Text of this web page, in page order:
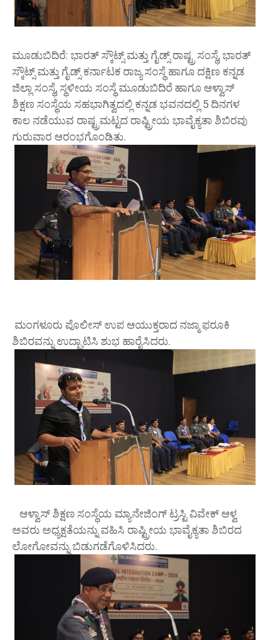
ಮೂಡುಬಿದಿರೆ: ಭಾರತ್ ಸ್ಕೌಟ್ಸ್ ಮತ್ತು ಗೈಡ್ಸ್ ರಾಷ್ಟ್ರ ಸಂಸ್ಥೆ, ಭಾರತ್
ಸ್ಕೌಟ್ಸ್ ಮತ್ತು ಗೈಡ್ಸ್ ಕರ್ನಾಟಕ ರಾಜ್ಯ ಸಂಸ್ಥೆ ಹಾಗೂ ದಕ್ಷಿಣ ಕನ್ನಡ
ಜಿಲ್ಲಾ ಸಂಸ್ಥೆ, ಸ್ಥಳೀಯ ಸಂಸ್ಥೆ ಮೂಡುಬಿದಿರೆ ಹಾಗೂ ಆಳ್ವಾಸ್
ಶಿಕ್ಷಣ ಸಂಸ್ಥೆಯ ಸಹಭಾಗಿತ್ವದಲ್ಲಿ ಕನ್ನಡ ಭವನದಲ್ಲಿ 5 ದಿನಗಳ
ಕಾಲ ನಡೆಯುವ ರಾಷ್ಟ್ರಮಟ್ಟದ ರಾಷ್ಟ್ರೀಯ ಭಾವೈಕ್ಯತಾ ಶಿಬಿರವು
ಗುರುವಾರ ಆರಂಭಗೊಂಡಿತು.
ಮಂಗಳೂರು ಪೊಲೀಸ್ ಉಪ ಆಯುಕ್ತರಾದ ನಜ್ಮಾ ಫರೂಕಿ
ಶಿಬಿರವನ್ನು ಉದ್ಘಾಟಿಸಿ ಶುಭ ಹಾರೈಸಿದರು.
ಆಳ್ವಾಸ್ ಶಿಕ್ಷಣ ಸಂಸ್ಥೆಯ ಮ್ಯಾನೇಜಿಂಗ್ ಟ್ರಸ್ಟಿ ವಿವೇಕ್ ಆಳ್ವ
ಅವರು ಅಧ್ಯಕ್ಷತೆಯನ್ನು ವಹಿಸಿ ರಾಷ್ಟ್ರೀಯ ಭಾವೈಕ್ಯತಾ ಶಿಬಿರದ
ಲೋಗೋವನ್ನು ಬಿಡುಗಡೆಗೊಳಿಸಿದರು.